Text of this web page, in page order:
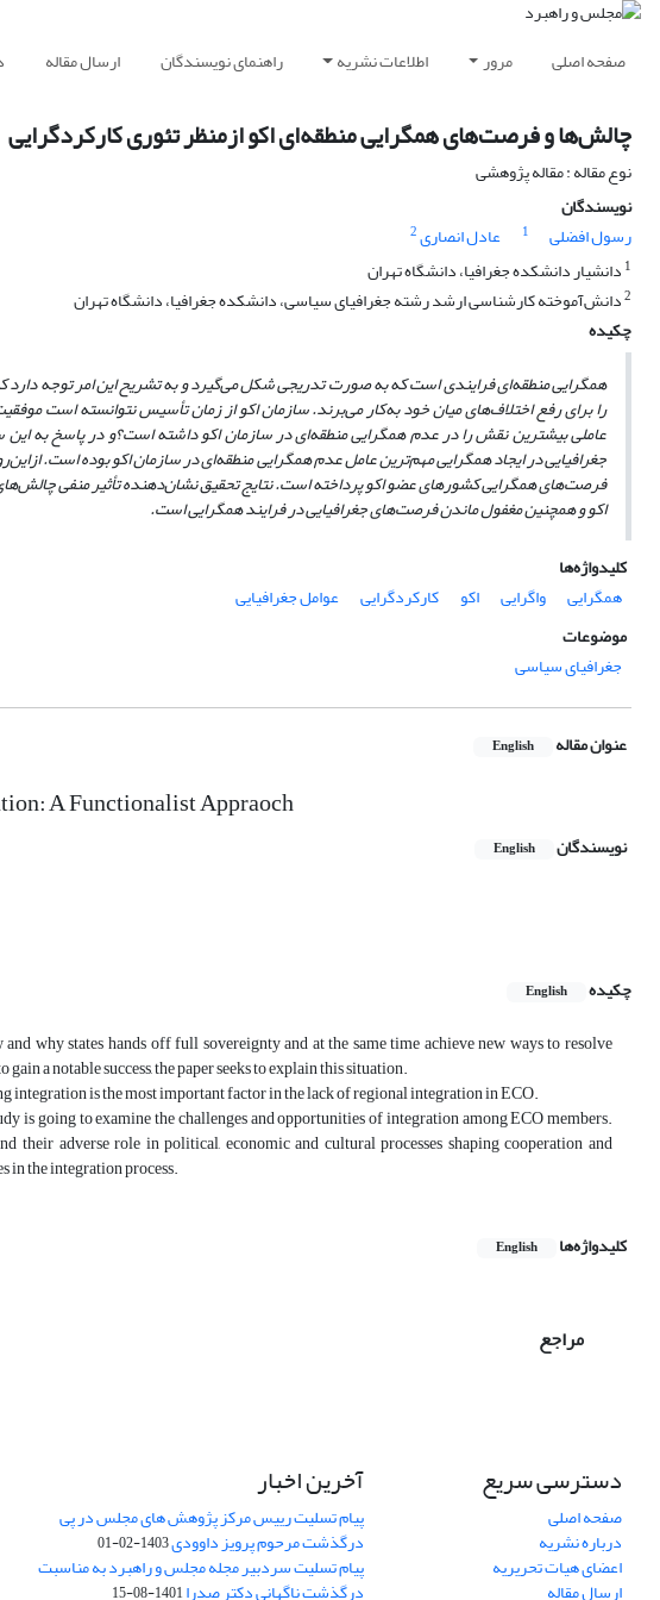
صفحه اصلی مرور اطلاعات نشریه راهنمای نویسندگان ارسال مقاله
چالش‌ها و فرصت‌های همگرایی منطقه‌ای اکو ازمنظر تئوری کارکردگرایی
نوع مقاله : مقاله پژوهشی
نویسندگان
رسول افضلی
1 عادل انصاری2
1 دانشیار دانشکده جغرافیا، دانشگاه تهران
2دانش‌آموخته کارشناسی ارشد رشته جغرافیای سیاسی، دانشکده جغرافیا، دانشگاه تهران
چکیده
همگرایی منطقه‌ای فرایندی است که به صورت تدریجی شکل می‌گیرد و به تشریح این امر توجه
را برای رفع اختلاف‌های میان خود به‌کار می‌برند. سازمان اکو از زمان تأسیس نتوانسته
عاملی بیشترین نقش را در عدم همگرایی منطقه‌ای در سازمان اکو داشته است؟و در پاسخ به
جغرافیایی در ایجاد همگرایی مهم‌ترین عامل عدم همگرایی منطقه‌ای در سازمان اکو بوده است.
فرصت‌های همگرایی کشورهای عضو اکو پرداخته است. نتایج تحقیق نشان‌دهنده تأثیر منفی
اکو و همچنین مغفول ماندن فرصت‌های جغرافیایی در فرایند همگرایی است.
کلیدواژه‌ها
همگرایی
واگرایی اکو کارکردگرایی
عوامل جغرافیایی
موضوعات
جغرافیای سیاسی
عنوان مقاله English
A Functionalist Appraoch
نویسندگان English
چکیده
English
why states hands off full sovereignty and at the same time achieve new ways to resolve
a notable success, the paper seeks to explain this situation.
integration is the most important factor in the lack of regional integration in ECO.
going to examine the challenges and opportunities of integration among ECO members.
their adverse role in political, economic and cultural processes shaping cooperation and
in the integration process.
کلیدواژه‌ها English
مراجع
دسترسی سریع
صفحه اصلی
درباره نشریه
اعضای هیات تحریریه
ارسال مقاله
آخرین اخبار
پیام تسلیت رییس مرکز پژوهش های مجلس در پی
درگذشت مرحوم پرویز داوودی1403-02-01
پیام تسلیت سردبیر مجله مجلس و راهبرد به مناسبت
درگذشت ناگهانی دکتر صدرا1401-08-15